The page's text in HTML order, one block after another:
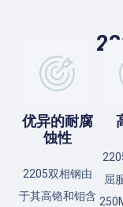
优异的耐腐
蚀性
2205双相钢由
于其高铬和钼含
屈